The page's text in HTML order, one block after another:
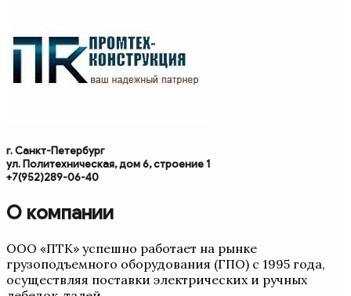
г. Санкт-Петербург
ул. Политехническая, дом 6, строение 1
+7(952)289-06-40
О компании
ООО «ПТК» успешно работает на рынке
грузоподъемного оборудования (ГПО) с 1995 года,
осуществляя поставки электрических и ручных